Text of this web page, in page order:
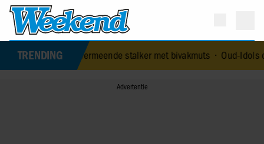
TRENDING
vermeende stalker met bivakmuts•Oud-Idols collega’s en